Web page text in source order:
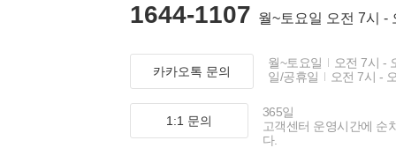
1644-1107 월~토요일 오전 7시 -
카카오톡 문의
월~토요일
오전 7시 -
일/공휴일
오전 7시 -
1:1 문의
365일
고객센터 운영시간에 순
다.